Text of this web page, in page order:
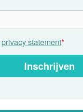
privacy statement*
Inschrijven